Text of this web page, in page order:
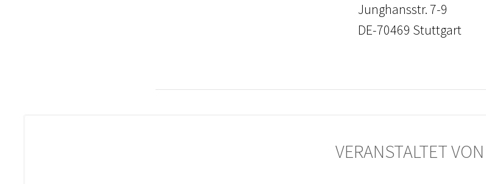
Junghansstr. 7-9
DE-70469 Stuttgart
VERANSTALTET VON